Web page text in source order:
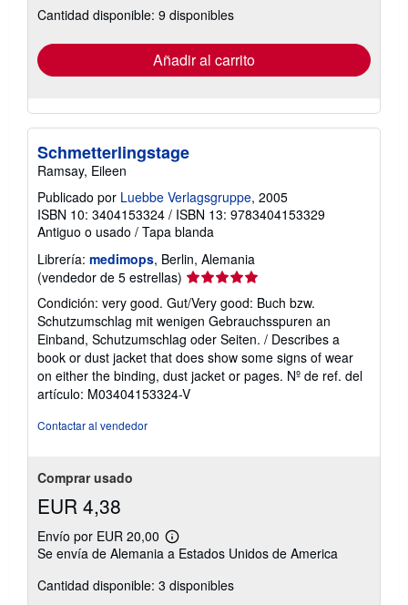
las
tarifas
envío
Cantidad disponible: 9 disponibles
Añadir al carrito
Schmetterlingstage
Ramsay, Eileen
Publicado por Luebbe Verlagsgruppe, 2005
ISBN 10: 3404153324 / ISBN 13: 9783404153329
Antiguo o usado / Tapa blanda
Librería: medimops, Berlin, Alemania
(vendedor de 5 estrellas) Calificación
del
vendedor:
5
de
5
estrellas
Condición: very good. Gut/Very good: Buch bzw.
Schutzumschlag mit wenigen Gebrauchsspuren an
Einband, Schutzumschlag oder Seiten. / Describes a
book or dust jacket that does show some signs of wear
on either the binding, dust jacket or pages. Nº de ref. del
artículo: M03404153324-V
Contactar al vendedor
Comprar usado
EUR 4,38
Envío por EUR 20,00
Más
información
las
tarifas
Se envía de Alemania a Estados Unidos de America
Cantidad disponible: 3 disponibles